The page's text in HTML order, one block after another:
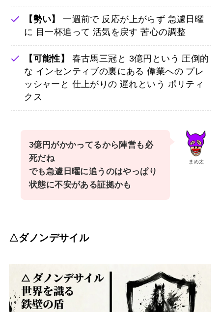
【勢い】
一週前で 反応が上がらず 急遽日曜
に 目一杯追って 活気を戻す 苦心の調整
【可能性】
春古馬三冠と 3億円という 圧倒的
な インセンティブの裏にある 偉業への プレ
ッシャーと 仕上がりの 遅れという ポリティ
クス
まめ太
3億円がかかってるから陣営も必
死だね
でも急遽日曜に追うのはやっぱり
状態に不安がある証拠かも
△ダノンデサイル